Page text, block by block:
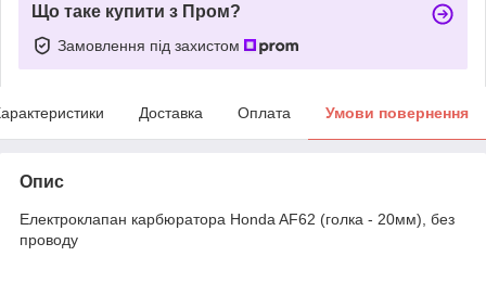
Що таке купити з Пром?
Замовлення під захистом
Доставка Оплата Умови повернення
Опис
Електроклапан карбюратора Honda AF62 (голка - 20мм), без
проводу